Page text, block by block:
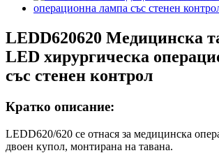
LEDD620620 Медицинска
LED хирургическа
със стенен контрол
Кратко описание:
LEDD620/620 се отнася за медицинска
двоен купол, монтирана на тавана.